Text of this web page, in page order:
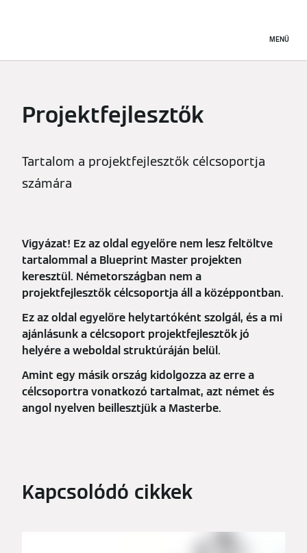
MENÜ
Projektfejlesztők
Tartalom a projektfejlesztők célcsoportja
számára
Vigyázat! Ez az oldal egyelőre nem lesz feltöltve
tartalommal a Blueprint Master projekten
keresztül. Németországban nem a
projektfejlesztők célcsoportja áll a középpontban.
Ez az oldal egyelőre helytartóként szolgál, és a mi
ajánlásunk a célcsoport projektfejlesztők jó
helyére a weboldal struktúráján belül.
Amint egy másik ország kidolgozza az erre a
célcsoportra vonatkozó tartalmat, azt német és
angol nyelven beillesztjük a Masterbe.
Kapcsolódó cikkek